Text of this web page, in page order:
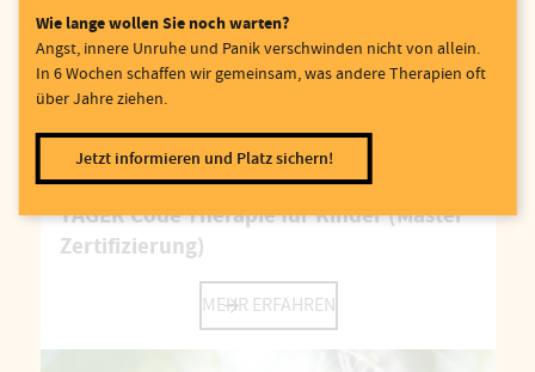
YAGER Code Therapie für Kinder (Master
Zertifizierung)
MEHR ERFAHREN
Wie lange wollen Sie noch warten?
Angst, innere Unruhe und Panik verschwinden nicht von allein.
In 6 Wochen schaffen wir gemeinsam, was andere Therapien oft
über Jahre ziehen.
Jetzt informieren und Platz sichern!